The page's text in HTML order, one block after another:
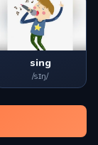
sing
/sɪŋ/